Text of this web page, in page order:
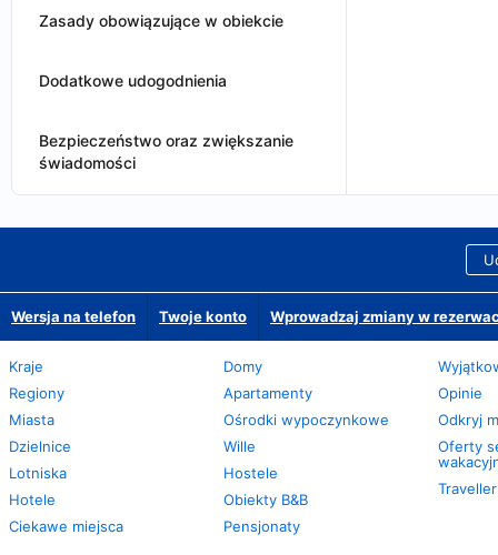
Zasady obowiązujące w obiekcie
Dodatkowe udogodnienia
Bezpieczeństwo oraz zwiększanie
świadomości
Wersja na telefon Twoje konto Wprowadzaj zmiany w
Kraje
Regiony
Miasta
Dzielnice
Lotniska
Hotele
Ciekawe miejsca
Domy
Apartamenty
Ośrodki wypoczynkowe
Wille
Hostele
Obiekty B&B
Pensjonaty
Opinie
Odkryj
Oferty